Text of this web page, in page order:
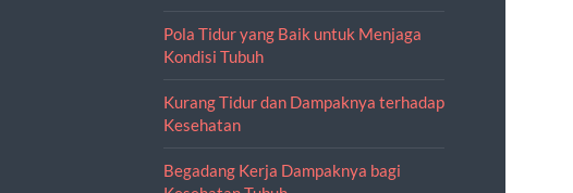
Pola Tidur yang Baik untuk Menjaga
Kondisi Tubuh
Kurang Tidur dan Dampaknya terhadap
Kesehatan
Begadang Kerja Dampaknya bagi